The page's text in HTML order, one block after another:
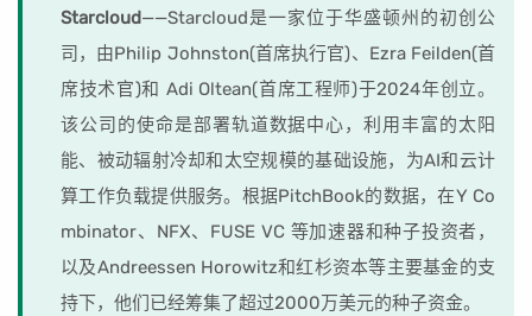
Starcloud——Starcloud是一家位于华盛顿州的初创公
司，由Philip Johnston(首席执行官)、Ezra Feilden(首
席技术官)和 Adi Oltean(首席工程师)于2024年创立。
该公司的使命是部署轨道数据中心，利用丰富的太阳
能、被动辐射冷却和太空规模的基础设施，为AI和云计
算工作负载提供服务。根据PitchBook的数据，在Y Co
mbinator、NFX、FUSE VC 等加速器和种子投资者，
以及Andreessen Horowitz和红杉资本等主要基金的支
持下，他们已经筹集了超过2000万美元的种子资金。